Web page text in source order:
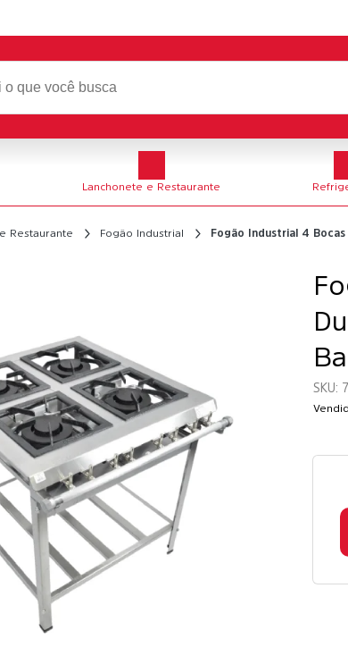
Lanchonete e Restaurante
Restaurante Fogão Industrial Fogão Industrial 4